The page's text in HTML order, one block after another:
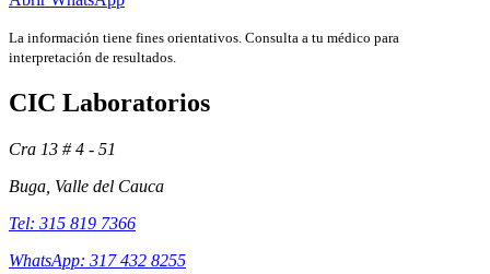
Exámenes
La información tiene fines orientativos. Consulta a tu médico para
interpretación de resultados.
CIC Laboratorios
Cra 13 # 4 - 51
Buga, Valle del Cauca
Tel: 315 819 7366
WhatsApp: 317 432 8255